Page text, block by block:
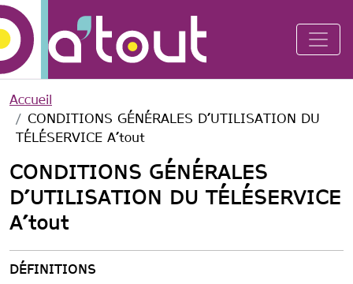
Accueil
CONDITIONS GÉNÉRALES D’UTILISATION DU
TÉLÉSERVICE A’tout
CONDITIONS GÉNÉRALES
D’UTILISATION DU TÉLÉSERVICE
A’tout
DÉFINITIONS